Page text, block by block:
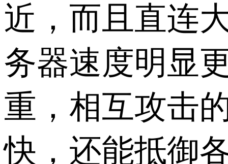
近，而且直连
务器速度明显
重，相互攻击
快，还能抵御